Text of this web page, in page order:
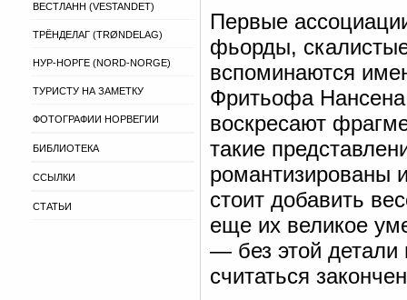
ВЕСТЛАНН (VESTANDET)
ТРЁНДЕЛАГ (TRØNDELAG)
НУР-НОРГЕ (NORD-NORGE)
ТУРИСТУ НА ЗАМЕТКУ
ФОТОГРАФИИ НОРВЕГИИ
БИБЛИОТЕКА
ССЫЛКИ
СТАТЬИ
Первые
фьорды,
вспоминаются
Фритьофа
воскресают
такие
романтизированы
стоит добавить
еще их великое
— без этой детали
считаться